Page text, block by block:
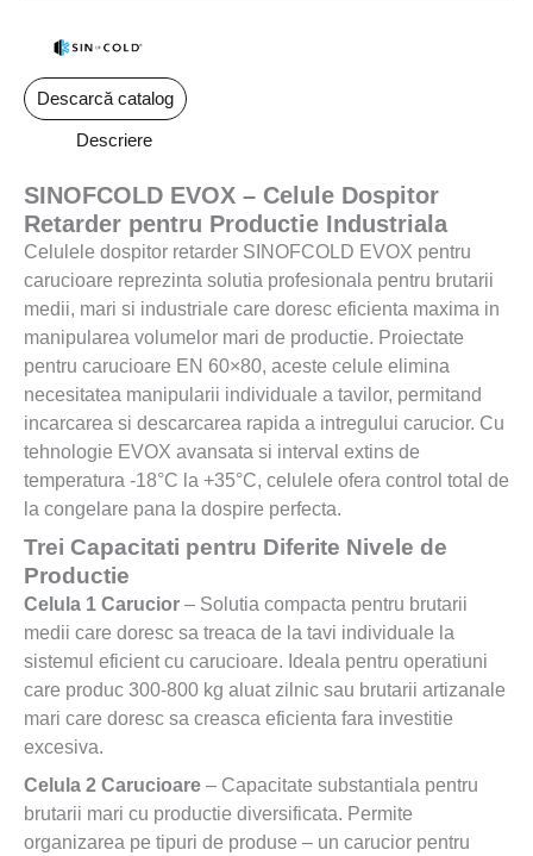
Descarcă catalog
Descriere
SINOFCOLD EVOX – Celule Dospitor
Retarder pentru Productie Industriala
Celulele dospitor retarder SINOFCOLD EVOX pentru
carucioare reprezinta solutia profesionala pentru brutarii
medii, mari si industriale care doresc eficienta maxima in
manipularea volumelor mari de productie. Proiectate
pentru carucioare EN 60×80, aceste celule elimina
necesitatea manipularii individuale a tavilor, permitand
incarcarea si descarcarea rapida a intregului carucior. Cu
tehnologie EVOX avansata si interval extins de
temperatura -18°C la +35°C, celulele ofera control total de
la congelare pana la dospire perfecta.
Trei Capacitati pentru Diferite Nivele de
Productie
Celula 1 Carucior – Solutia compacta pentru brutarii
medii care doresc sa treaca de la tavi individuale la
sistemul eficient cu carucioare. Ideala pentru operatiuni
care produc 300-800 kg aluat zilnic sau brutarii artizanale
mari care doresc sa creasca eficienta fara investitie
excesiva.
Celula 2 Carucioare – Capacitate substantiala pentru
brutarii mari cu productie diversificata. Permite
organizarea pe tipuri de produse – un carucior pentru